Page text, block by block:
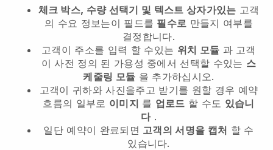
체크 박스, 수량 선택기 및 텍스트 상자가있는 고객
의 수요 정보는이 필드를 필수로 만들지 여부를
결정합니다.
고객이 주소를 입력 할 수있는 위치 모듈 과 고객
이 사전 정의 된 가용성 중에서 선택할 수있는 스
케줄링 모듈 을 추가하십시오.
고객이 귀하와 사진을주고 받기를 원할 경우 예약
흐름의 일부로 이미지 를 업로드 할 수도 있습니
다.
일단 예약이 완료되면 고객의 서명을 캡처 할 수
있습니다.